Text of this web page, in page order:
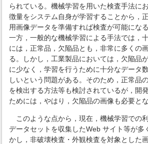
られている。機械学習を用いた検査手法に
徴量をシステム自身が学習することから，
用画像データを準備すれば検査が可能にな
一方，一般的な機械学習による手法では，
には，正常品，欠陥品とも，非常に多くの
る。しかし，工業製品においては，欠陥品
に少なく，学習を行うために十分なデータ
しいという問題がある。そのため，正常品
を検出する方法等も検討されているが，開
ためには，やはり，欠陥品の画像も必要とな
このような点から，現在，機械学習での
データセットを収集したWeb サイト等が多
かし，非破壊検査・外観検査を対象とした